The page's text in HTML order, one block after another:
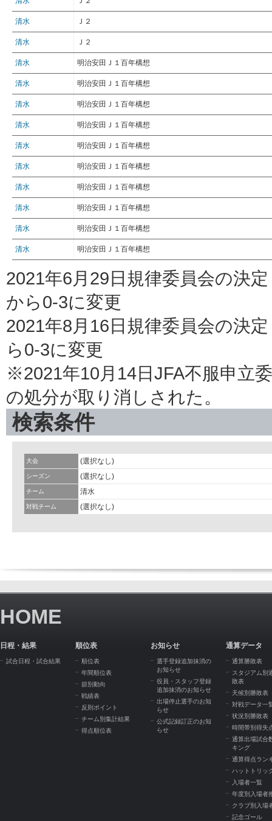
清水 Ｊ２
清水 Ｊ２
清水 明治安田Ｊ１百年構想
清水 明治安田Ｊ１百年構想
清水 明治安田Ｊ１百年構想
清水 明治安田Ｊ１百年構想
清水 明治安田Ｊ１百年構想
清水 明治安田Ｊ１百年構想
清水 明治安田Ｊ１百年構想
清水 明治安田Ｊ１百年構想
清水 明治安田Ｊ１百年構想
清水 明治安田Ｊ１百年構想
2021年6月29日規律委員会の
から0-3に変更
2021年8月16日規律委員会の
ら0-3に変更
※2021年10月14日JFA不服申立
の処分が取り消しされた。
検索条件
大会 (選択なし)
シーズン (選択なし)
チーム 清水
対戦チーム (選択なし)
HOME
日程・結果
試合日程・試合結果
順位表
順位表
年間順位表
節別動向
戦績表
反則ポイント
チーム別集計結果
得点順位表
お知らせ
選手登録追加抹消の
お知らせ
役員・スタッフ登録
追加抹消のお知らせ
出場停止選手のお知
らせ
公式記録訂正のお知
らせ
通算データ
通算勝敗表
スタジアム別
敗表
天候別勝敗表
対戦データ一
状況別勝敗表
時間帯別得失
通算出場試合
キング
通算得点ラン
ハットトリッ
入場者一覧
年度別入場者
クラブ別入場
記念ゴール